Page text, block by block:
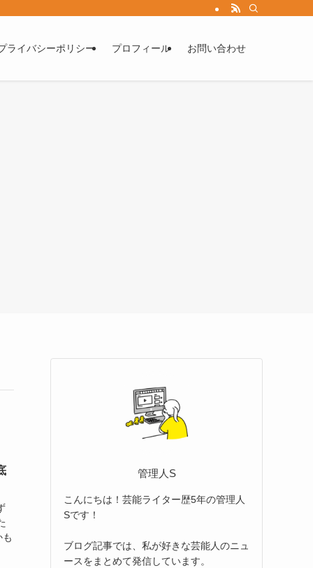
ライバシーポリシー プロフィール お問い合わせ
管理人S
こんにちは！芸能ライター歴5年の管理人
Sです！
ブログ記事では、私が好きな芸能人のニュ
ースをまとめて発信しています。